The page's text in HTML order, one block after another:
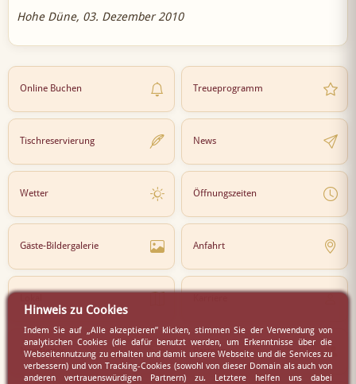
Hohe Düne, 03. Dezember 2010
Online Buchen Treueprogramm
Tischreservierung News
Wetter Öffnungszeiten
Gäste-Bildergalerie Anfahrt
Newsletter Partner
Hinweis zu Cookies
Indem Sie auf „Alle akzeptieren” klicken, stimmen Sie der Verwendung von
analytischen Cookies (die dafür benutzt werden, um Erkenntnisse über die
Webseitennutzung zu erhalten und damit unsere Webseite und die Services zu
verbessern) und von Tracking-Cookies (sowohl von dieser Domain als auch von
anderen vertrauenswürdigen Partnern) zu. Letztere helfen uns dabei